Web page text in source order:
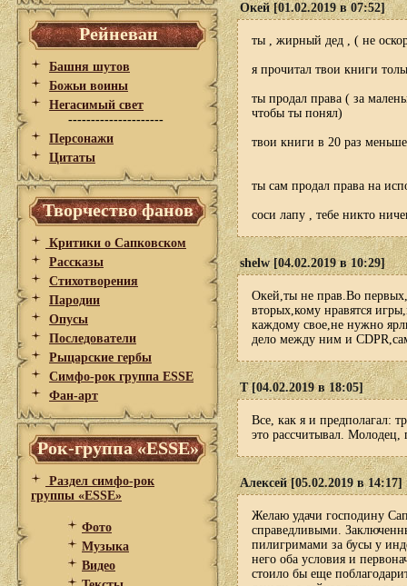
Рейневан
Башня шутов
Божьи воины
Негасимый свет
---------------------
Персонажи
Цитаты
Творчество фанов
Критики о Сапковском
Рассказы
Стихотворения
Пародии
Опусы
Последователи
Рыцарские гербы
Симфо-рок группа ESSE
Фан-арт
Рок-группа «ESSE»
Раздел симфо-рок
группы «ESSE»
Фото
Музыка
Видео
Окей [01.02.2019 в 07:52]
ты , жирный дед , ( не
я прочитал твои книги
ты продал права ( за
чтобы ты понял)
твои книги в 20 раз
ты сам продал права на
соси лапу , тебе никто
shelw [04.02.2019 в 10:29]
Окей,ты не прав.Во
вторых,кому нравятся
каждому свое,не нужно
дело между ним и
T [04.02.2019 в 18:05]
Все, как я и предполагал:
это рассчитывал.
Алексей [05.02.2019 в 14:17]
Желаю удачи господину
справедливыми.
пилигримами за бусы у
него оба условия и
стоило бы еще